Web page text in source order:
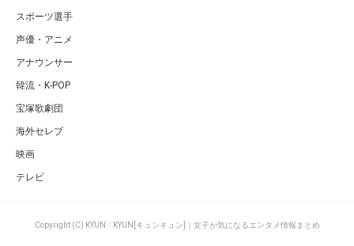
スポーツ選手
声優・アニメ
アナウンサー
韓流・K-POP
宝塚歌劇団
海外セレブ
映画
テレビ
Copyright (C) KYUN♡KYUN[キュンキュン]｜女子が気になるエンタメ情報まとめ